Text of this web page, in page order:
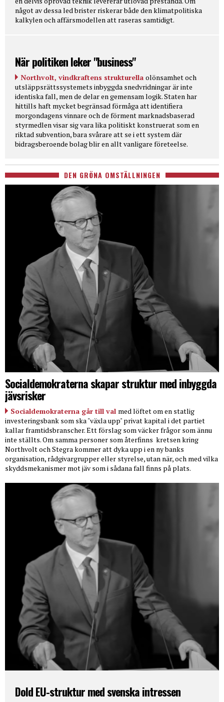
något av dessa led brister riskerar både den klimatpolitiska
kalkylen och affärsmodellen att raseras samtidigt.
När politiken leker "business"
Northvolt, vindkraftens strukturella olönsamhet och
utsläppsrättssystemets inbyggda snedvridningar är inte
identiska fall, men de delar en gemensam logik. Staten har
hittills haft mycket begränsad förmåga att identifiera
morgondagens vinnare och de förment marknadsbaserad
styrmedlen visar sig vara lika politiskt konstruerat som en
riktad subvention, bara svårare att se i ett system där
bidragsberoende bolag blir en allt vanligare företeelse.
DEN GRÖNA OMSTÄLLNINGEN
Socialdemokraterna skapar struktur med inbyggda
jävsrisker
Socialdemokraterna går till val med löftet om en statlig
investeringsbank som ska "växla upp" privat kapital i det partiet
kallar framtidsbranscher. Ett förslag som väcker frågor som ännu
inte ställts. Om samma personer som återfinns kretsen kring
Northvolt och Stegra kommer att dyka upp i en ny banks
organisation, rådgivargrupper eller styrelse, utan när, och med vilka
skyddsmekanismer mot jäv som i sådana fall finns på plats.
Dold EU-struktur med svenska intressen